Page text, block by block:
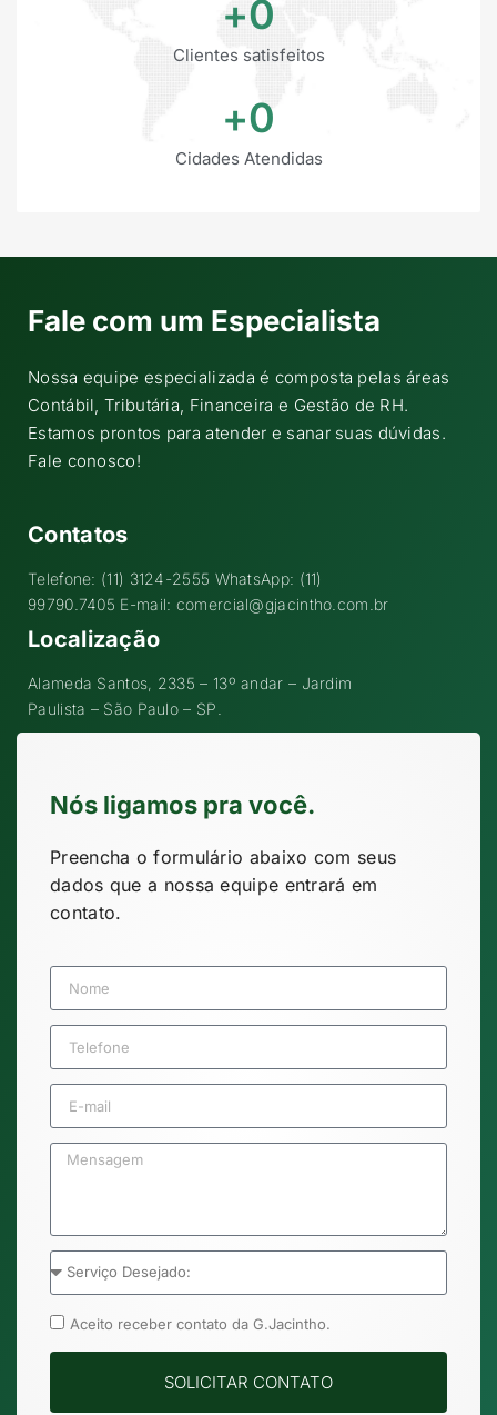
Clientes satisfeitos
+0
Cidades Atendidas
+0
Fale com um Especialista
Nossa equipe especializada é composta pelas áreas
Contábil, Tributária, Financeira e Gestão de RH.
Estamos prontos para atender e sanar suas dúvidas.
Fale conosco!
Contatos
Telefone: (11) 3124-2555 WhatsApp: (11)
99790.7405 E-mail: comercial@gjacintho.com.br
Localização
Alameda Santos, 2335 – 13º andar – Jardim
Paulista – São Paulo – SP.
Nós ligamos pra você.
Preencha o formulário abaixo com seus
dados que a nossa equipe entrará em
contato.
Aceito receber contato da G.Jacintho.
SOLICITAR CONTATO